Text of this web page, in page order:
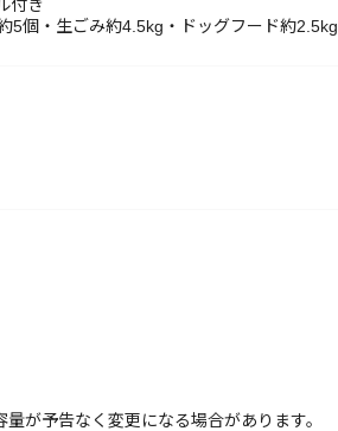
付き
5個・生ごみ約4.5kg・ドッグフード約2.5kg
が予告なく変更になる場合があります。